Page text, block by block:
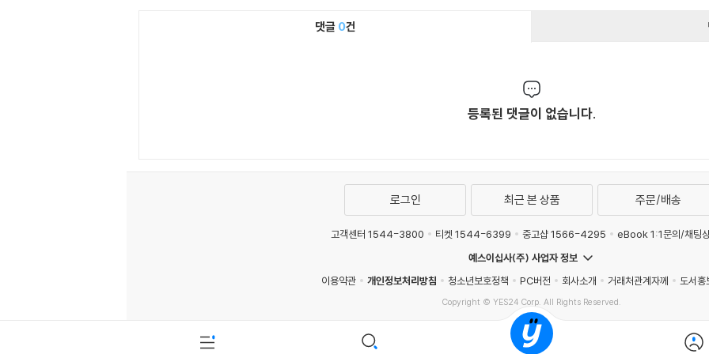
댓글 0건
등록된 댓글이 없습니다.
로그인 최근 본 상품 주문/배송
고객센터 1544-3800 티켓 1544-6399 중고샵 1566-4295
eBook 1:1문의/채팅
예스이십사(주) 사업자 정보
이용약관
개인정보처리방침 청소년보호정책 PC버전 회사소개 거래처관계자께 도서홍
Copyright © YES24 Corp. All Rights Reserved.